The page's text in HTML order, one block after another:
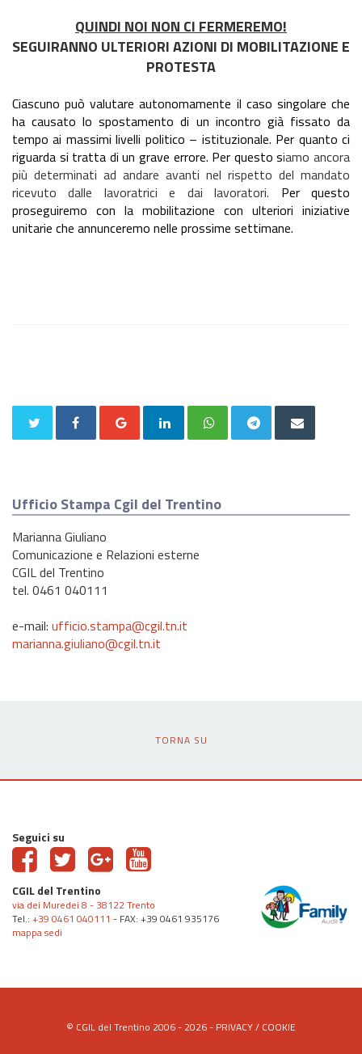
QUINDI NOI NON CI FERMEREMO!
SEGUIRANNO ULTERIORI AZIONI DI MOBILITAZIONE E
PROTESTA
Ciascuno può valutare autonomamente il caso singolare che
ha causato lo spostamento di un incontro già fissato da
tempo ai massimi livelli politico – istituzionale. Per quanto ci
riguarda si tratta di un grave errore. Per questo siamo ancora
più determinati ad andare avanti nel rispetto del mandato
ricevuto dalle lavoratrici e dai lavoratori. Per questo
proseguiremo con la mobilitazione con ulteriori iniziative
unitarie che annunceremo nelle prossime settimane.
Ufficio Stampa Cgil del Trentino
Marianna Giuliano
Comunicazione e Relazioni esterne
CGIL del Trentino
tel. 0461 040111
e-mail: ufficio.stampa@cgil.tn.it
marianna.giuliano@cgil.tn.it
TORNA SU
Seguici su
CGIL del Trentino
via dei Muredei 8 - 38122 Trento
Tel.: +39 0461 040111 - FAX: +39 0461 935176
mappa sedi
© CGIL del Trentino 2006 - 2026 - PRIVACY/ COOKIE